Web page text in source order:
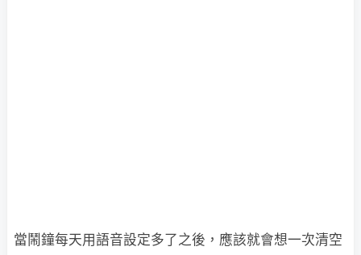
當鬧鐘每天用語音設定多了之後，應該就會想一次清空